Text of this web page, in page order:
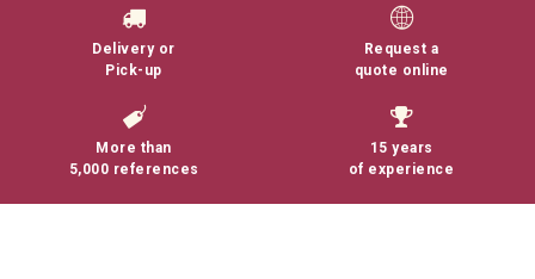
Delivery or
Pick-up
Request a
quote online
More than
5,000 references
15 years
of experience